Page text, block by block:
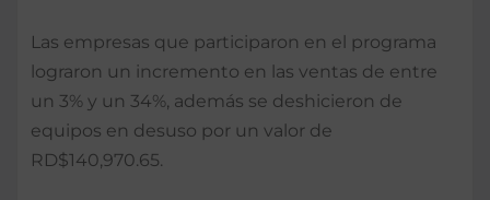
Las empresas que participaron en el programa
lograron un incremento en las ventas de entre
un 3% y un 34%, además se deshicieron de
equipos en desuso por un valor de
RD$140,970.65.